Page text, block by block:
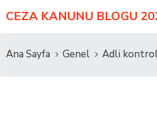
CEZA KANUNU BLOGU
Ana Sayfa Genel Adli